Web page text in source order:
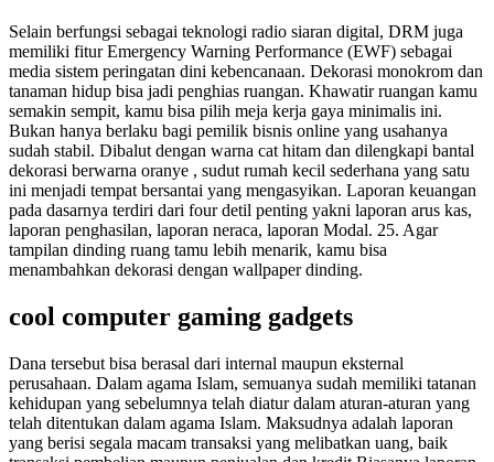
Selain berfungsi sebagai teknologi radio siaran digital, DRM juga
memiliki fitur Emergency Warning Performance (EWF) sebagai
media sistem peringatan dini kebencanaan. Dekorasi monokrom dan
tanaman hidup bisa jadi penghias ruangan. Khawatir ruangan kamu
semakin sempit, kamu bisa pilih meja kerja gaya minimalis ini.
Bukan hanya berlaku bagi pemilik bisnis online yang usahanya
sudah stabil. Dibalut dengan warna cat hitam dan dilengkapi bantal
dekorasi berwarna oranye , sudut rumah kecil sederhana yang satu
ini menjadi tempat bersantai yang mengasyikan. Laporan keuangan
pada dasarnya terdiri dari four detil penting yakni laporan arus kas,
laporan penghasilan, laporan neraca, laporan Modal. 25. Agar
tampilan dinding ruang tamu lebih menarik, kamu bisa
menambahkan dekorasi dengan wallpaper dinding.
cool computer gaming gadgets
Dana tersebut bisa berasal dari internal maupun eksternal
perusahaan. Dalam agama Islam, semuanya sudah memiliki tatanan
kehidupan yang sebelumnya telah diatur dalam aturan-aturan yang
telah ditentukan dalam agama Islam. Maksudnya adalah laporan
yang berisi segala macam transaksi yang melibatkan uang, baik